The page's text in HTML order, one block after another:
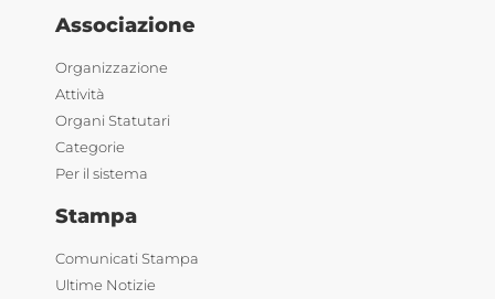
Associazione
Organizzazione
Attività
Organi Statutari
Categorie
Per il sistema
Stampa
Comunicati Stampa
Ultime Notizie